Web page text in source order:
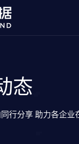
态
行分享 助力各企